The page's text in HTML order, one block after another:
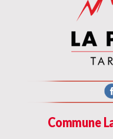
Commune